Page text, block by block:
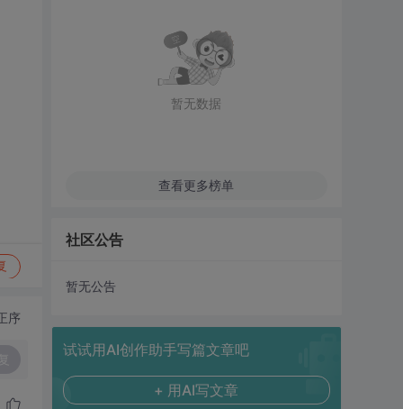
序
暂无数据
查看更多榜单
社区公告
暂无公告
试试用AI创作助手写篇文章吧
+ 用AI写文章